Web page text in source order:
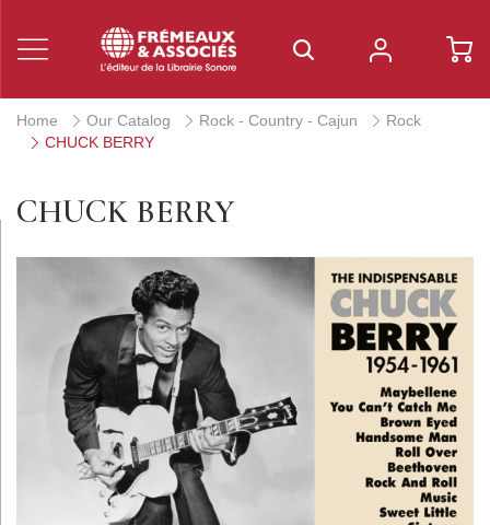
Home Our Catalog Rock - Country - Cajun
Rock
CHUCK BERRY
CHUCK BERRY